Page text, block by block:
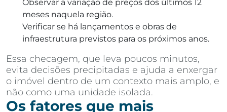
Observar a variação de preços dos últimos 12
meses naquela região.
Verificar se há lançamentos e obras de
infraestrutura previstos para os próximos anos.
Essa checagem, que leva poucos minutos,
evita decisões precipitadas e ajuda a enxergar
o imóvel dentro de um contexto mais amplo, e
não como uma unidade isolada.
Os fatores que mais